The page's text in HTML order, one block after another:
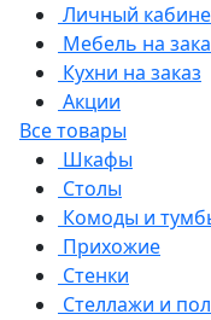
Личный
Мебель на
Кухни на заказ
Акции
Все товары
Шкафы
Столы
Комоды и
Прихожие
Стенки
Стеллажи и